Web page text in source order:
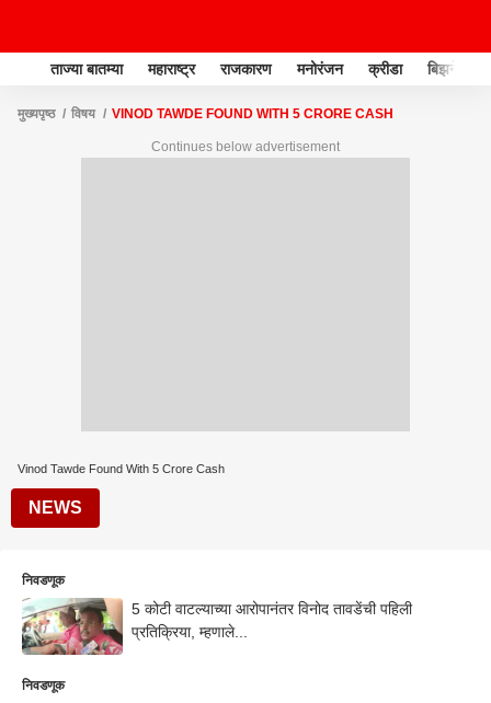
ताज्या बातम्या महाराष्ट्र राजकारण मनोरंजन क्रीडा बिझनेस
मुख्यपृष्ठ विषय VINOD TAWDE FOUND WITH 5 CRORE CASH
Continues below advertisement
Vinod Tawde Found With 5 Crore Cash
NEWS
निवडणूक
5 कोटी वाटल्याच्या आरोपानंतर विनोद तावडेंची पहिली
प्रतिक्रिया, म्हणाले...
निवडणूक